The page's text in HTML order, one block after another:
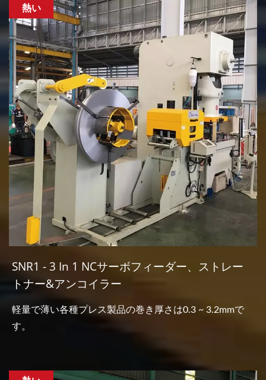
熱い
SNR1 - 3 In 1 NCサーボフィーダー、ストレー
トナー&アンコイラー
軽量で薄い各種プレス製品の巻き厚さは0.3 ~ 3.2mmで
す。